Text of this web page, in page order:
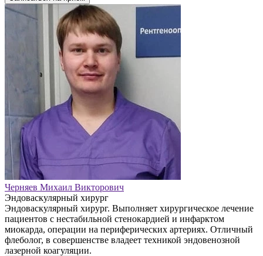
Черняев Михаил Викторович
Эндоваскулярный хирург
Эндоваскулярный хирург. Выполняет хирургическое лечение
пациентов с нестабильной стенокардией и инфарктом
миокарда, операции на периферических артериях. Отличный
флеболог, в совершенстве владеет техникой эндовенозной
лазерной коагуляции.